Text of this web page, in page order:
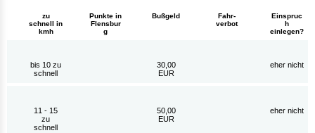
zu
schnell in
kmh
Punkte in
Flensbur
g
Bußgeld
Fahr-
verbot
Einspruc
h
einlegen?
bis 10 zu
schnell
30,00
EUR
eher nicht
11 - 15
zu
schnell
50,00
EUR
eher nicht